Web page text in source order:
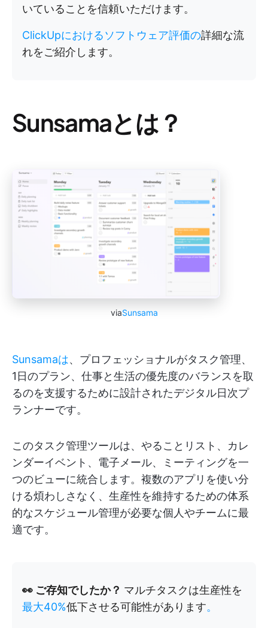
いていることを信頼いただけます。
ClickUpにおけるソフトウェア評価の詳細な流
れをご紹介します。
Sunsamaとは？
viaSunsama
Sunsamaは、プロフェッショナルがタスク管理、
1日のプラン、仕事と生活の優先度のバランスを取
るのを支援するために設計されたデジタル日次プ
ランナーです。
このタスク管理ツールは、やることリスト、カレ
ンダーイベント、電子メール、ミーティングを一
つのビューに統合します。複数のアプリを使い分
ける煩わしさなく、生産性を維持するための体系
的なスケジュール管理が必要な個人やチームに最
適です。
👀 ご存知でしたか？ マルチタスクは生産性を
最大40%低下させる可能性があります。